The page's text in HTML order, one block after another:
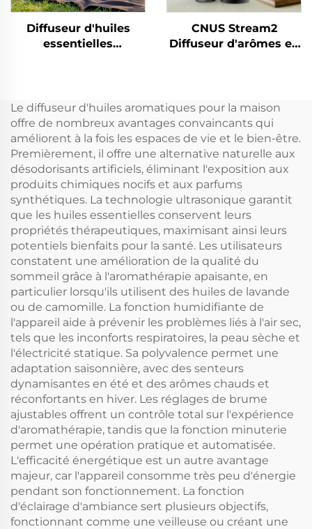
Diffuseur d'huiles
essentielles
désodorisant pour
voiture, sans eau
CNUS Stream2
Diffuseur d'arômes en
contrôle intelligent
sans fil WIFI
Le diffuseur d'huiles aromatiques pour la maison
offre de nombreux avantages convaincants qui
améliorent à la fois les espaces de vie et le bien-être.
Premièrement, il offre une alternative naturelle aux
désodorisants artificiels, éliminant l'exposition aux
produits chimiques nocifs et aux parfums
synthétiques. La technologie ultrasonique garantit
que les huiles essentielles conservent leurs
propriétés thérapeutiques, maximisant ainsi leurs
potentiels bienfaits pour la santé. Les utilisateurs
constatent une amélioration de la qualité du
sommeil grâce à l'aromathérapie apaisante, en
particulier lorsqu'ils utilisent des huiles de lavande
ou de camomille. La fonction humidifiante de
l'appareil aide à prévenir les problèmes liés à l'air sec,
tels que les inconforts respiratoires, la peau sèche et
l'électricité statique. Sa polyvalence permet une
adaptation saisonnière, avec des senteurs
dynamisantes en été et des arômes chauds et
réconfortants en hiver. Les réglages de brume
ajustables offrent un contrôle total sur l'expérience
d'aromathérapie, tandis que la fonction minuterie
permet une opération pratique et automatisée.
L'efficacité énergétique est un autre avantage
majeur, car l'appareil consomme très peu d'énergie
pendant son fonctionnement. La fonction
d'éclairage d'ambiance sert plusieurs objectifs,
fonctionnant comme une veilleuse ou créant une